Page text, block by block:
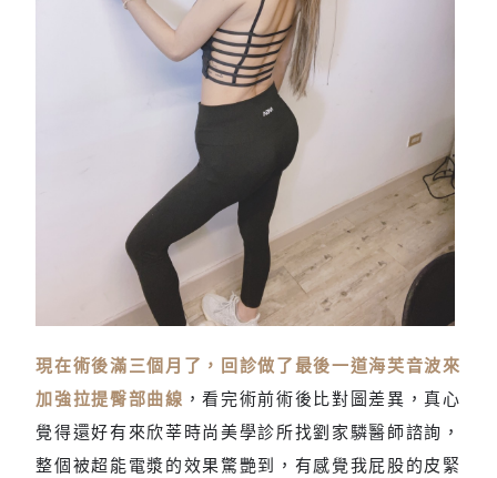
排骨人也能擁有蜜桃翹臀
現在術後滿三個月了，回診做了最後一道海芙音波來
加強拉提臀部曲線 ，看完術前術後比對圖差異，真心
覺得還好有來欣莘時尚美學診所找劉家驎醫師諮詢，
整個被超能電漿的效果驚艷到，有感覺我屁股的皮緊